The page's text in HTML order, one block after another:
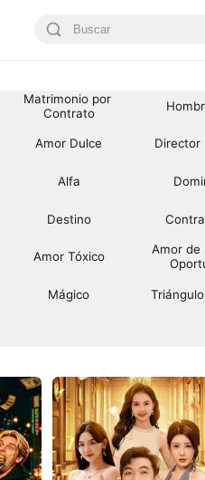
Matrimonio por
Contrato
Amor Dulce Director
Alfa
Destino
Amor Tóxico
Amor de
Mágico